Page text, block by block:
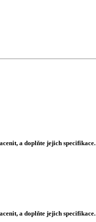
a doplňte jejich specifikace.
a doplňte jejich specifikace.